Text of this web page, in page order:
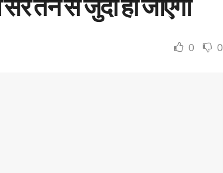
तन से जुदा हो जाएगा
0 0